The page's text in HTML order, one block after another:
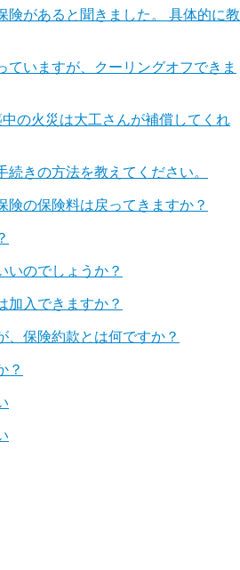
険があると聞きました。 具体的に教
いますが、クーリングオフできま
の火災は大工さんが補償してくれ
きの方法を教えてください。
の保険料は戻ってきますか？
いのでしょうか？
加入できますか？
、保険約款とは何ですか？
？